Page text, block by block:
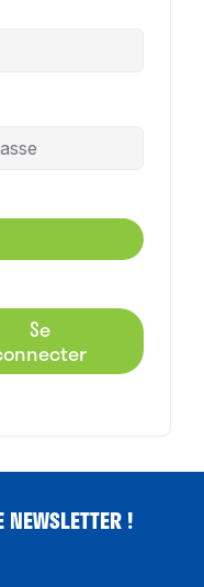
Se
NEWSLETTER !